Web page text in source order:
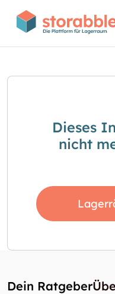
Dieses
nicht
Dein Ratgeber